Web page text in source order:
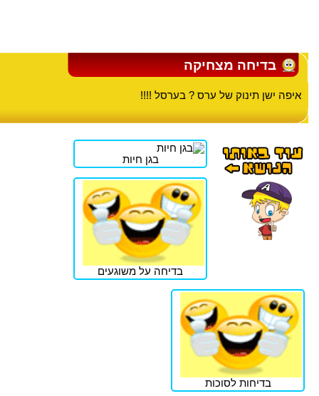
בדיחה מצחיקה
איפה ישן תינוק של ערס ? בערסל !!!!
בגן חיות
בדיחה על משוגעים
בדיחות לסוכות